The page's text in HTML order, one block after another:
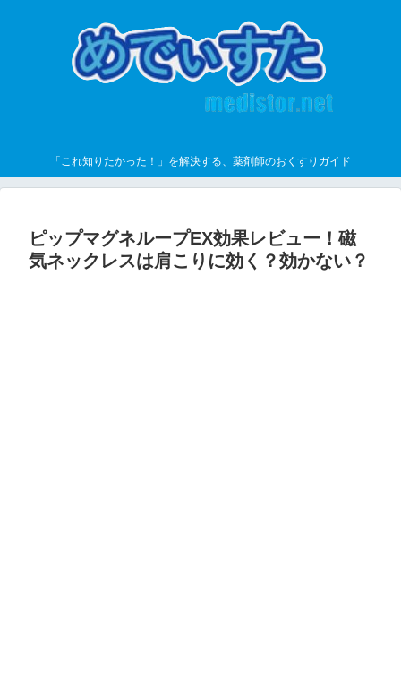
「これ知りたかった！」を解決する、薬剤師のおくすりガイド
ピップマグネループEX効果レビュー！磁
気ネックレスは肩こりに効く？効かない？